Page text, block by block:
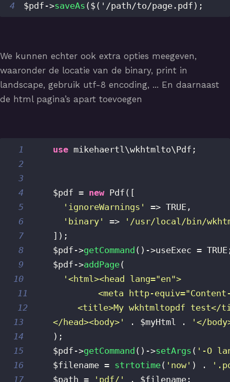
4
$pdf ->saveAs ( $( ' /path/to/page . pdf ) ;
We kunnen echter ook extra opties meegeven,
waaronder de locatie van de binary, print in
landscape, gebruik utf-8 encoding, ... En daarnaast
de html pagina’s apart toevoegen
1 use mikehaertl\wkhtmlto\Pdf ;
2
3
4
$pdf = new Pdf ( [
5
'ignoreWarnings' => TRUE ,
6
'binary' =>
'/usr/local/bin/
7
] ) ;
8
$pdf ->getCommand ( ) ->useExec = TRUE
9
$pdf ->addPage(
10
11
12
13
</head><body>' . $myHtml .
'</
14
) ;
15
$pdf ->getCommand ( ) ->setArgs ( '-O
16
$filename = strtotime( 'now' ) .
17
$path = 'pdf/' . $filename ;